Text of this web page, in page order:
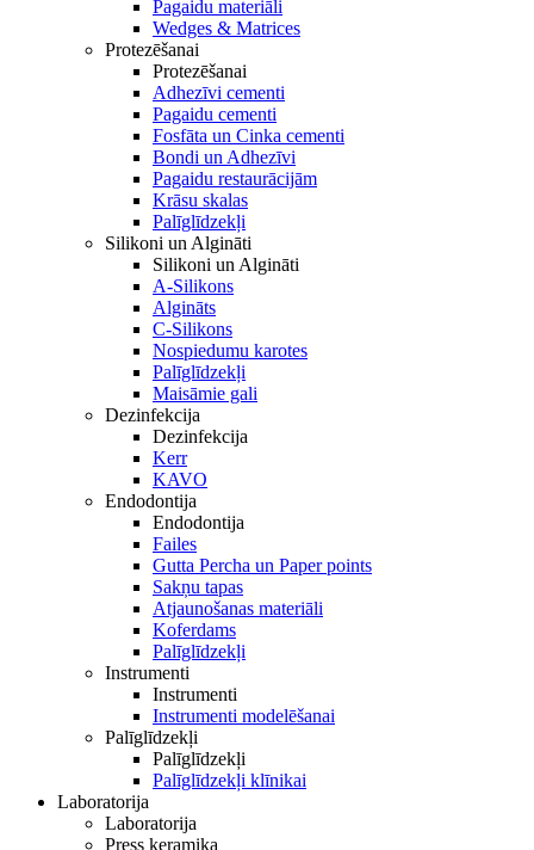
Pagaidu materiāli
Wedges & Matrices
Protezēšanai
Protezēšanai
Adhezīvi cementi
Pagaidu cementi
Fosfāta un Cinka cementi
Bondi un Adhezīvi
Pagaidu restaurācijām
Krāsu skalas
Palīglīdzekļi
Silikoni un Algināti
Silikoni un Algināti
A-Silikons
Algināts
C-Silikons
Nospiedumu karotes
Palīglīdzekļi
Maisāmie gali
Dezinfekcija
Dezinfekcija
Kerr
KAVO
Endodontija
Endodontija
Failes
Gutta Percha un Paper points
Sakņu tapas
Atjaunošanas materiāli
Koferdams
Palīglīdzekļi
Instrumenti
Instrumenti
Instrumenti modelēšanai
Palīglīdzekļi
Palīglīdzekļi
Palīglīdzekļi klīnikai
Laboratorija
Laboratorija
Press keramika